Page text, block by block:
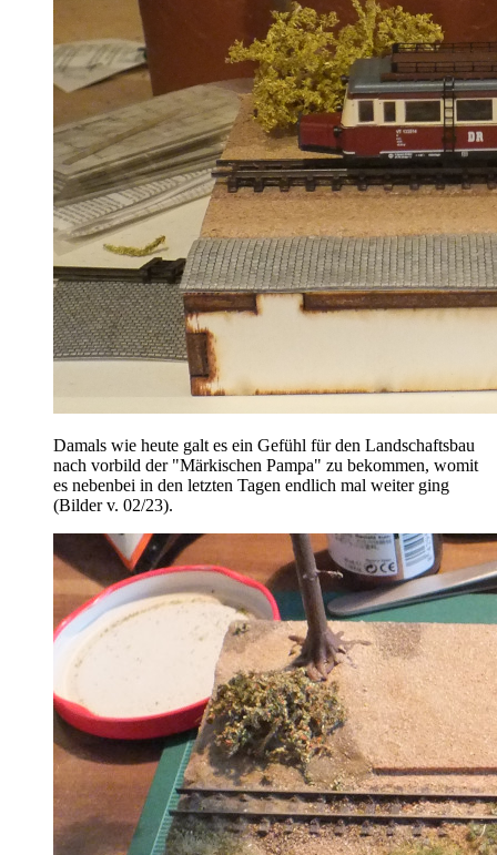
Damals wie heute galt es ein Gefühl für den Landschaftsbau
nach vorbild der "Märkischen Pampa" zu bekommen, womit
es nebenbei in den letzten Tagen endlich mal weiter ging
(Bilder v. 02/23).